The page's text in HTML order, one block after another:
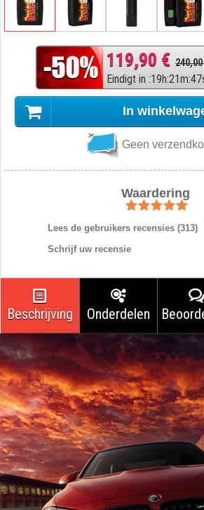
119,90 €
Eindigt in :19h:21m:46
In
Geen
Waardering
Lees de gebruikers recensies (313)
Schrijf uw recensie
Beschrijving Onderdelen